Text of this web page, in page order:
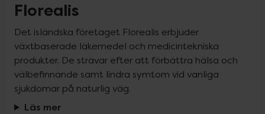
Florealis
Det isländska företaget Florealis erbjuder
växtbaserade läkemedel och medicintekniska
produkter. De strävar efter att förbättra hälsa och
välbefinnande samt lindra symtom vid vanliga
sjukdomar på naturlig väg.
Läs mer